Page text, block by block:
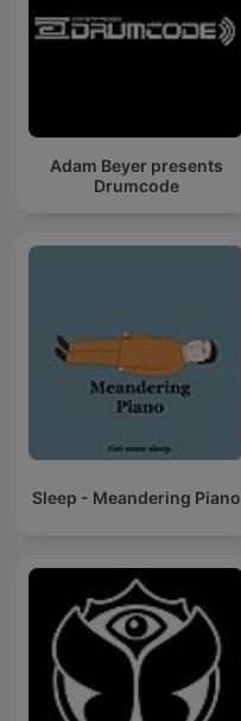
Adam Beyer presents
Drumcode
Sleep - Meandering Piano